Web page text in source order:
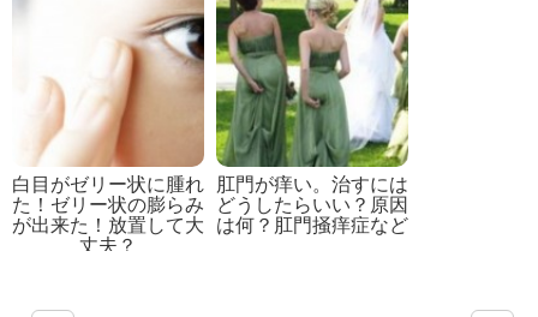
白目がゼリー状に腫れ
た！ゼリー状の膨らみ
が出来た！放置して大
丈夫？
肛門が痒い。治すには
どうしたらいい？原因
は何？肛門掻痒症など